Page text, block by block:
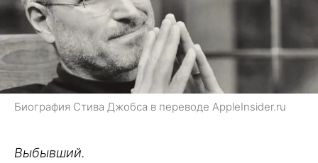
Биография Стива Джобса в переводе AppleInsider.ru
Выбывший.